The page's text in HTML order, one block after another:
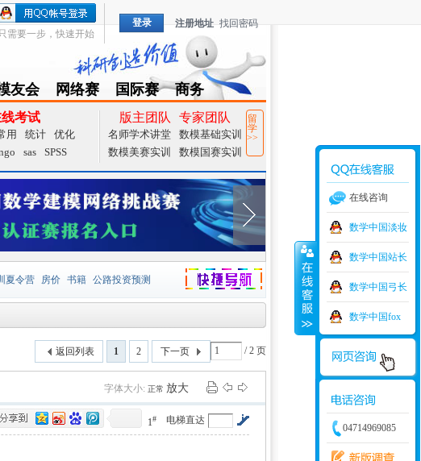
需要一步，快速开始
登录 注册地址 找回密码
友会
Club
网络赛
TZMCM
国际赛
CAMCM
商务
Special
考试
用 统计
优化
sas SPSS
版主团队 专家团队
名师学术讲堂
数模基础实训
数模美赛实训
数模国赛实训
留
学
>>
捷导航
夏令营 房价 书籍 公路投资预测
预测模型 元胞自动机 证书下载
增加体力 比赛
赛
1 2 / 2 页
下一页
返回列表
字体大小: 正常 放大
电梯直达
1#
在线咨询
数学中国淡妆
数学中国站长
数学中国弓长
数学中国fox
04714969085